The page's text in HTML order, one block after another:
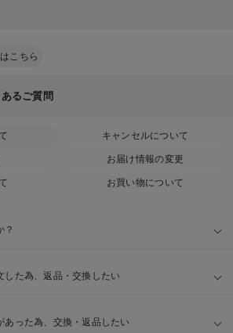
こちら
るご質問
キャンセルについて
お届け情報の変更
お買い物について
？
した為、返品・交換したい
あった為、交換・返品したい